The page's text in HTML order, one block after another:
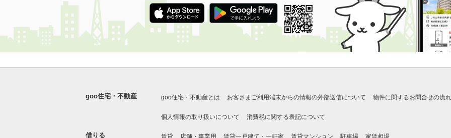
goo住宅・不動産 goo住宅・不動産とは お客さまご利用端末からの情報の外部送信について 物件に関するお問合せの流れ
個人情報の取り扱いについて 消費税に関する表記について
借りる 賃貸 店舗・事業用 賃貸一戸建て・一軒家 賃貸マンション 駐車場 家賃相場